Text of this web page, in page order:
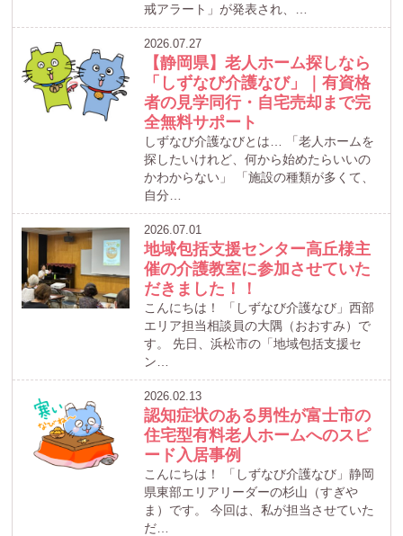
戒アラート」が発表され、…
2026.07.27
【静岡県】老人ホーム探しなら
「しずなび介護なび」｜有資格
者の見学同行・自宅売却まで完
全無料サポート
しずなび介護なびとは… 「老人ホームを
探したいけれど、何から始めたらいいの
かわからない」 「施設の種類が多くて、
自分…
2026.07.01
地域包括支援センター高丘様主
催の介護教室に参加させていた
だきました！！
こんにちは！ 「しずなび介護なび」西部
エリア担当相談員の大隅（おおすみ）で
す。 先日、浜松市の「地域包括支援セ
ン…
2026.02.13
認知症状のある男性が富士市の
住宅型有料老人ホームへのスピ
ード入居事例
こんにちは！ 「しずなび介護なび」静岡
県東部エリアリーダーの杉山（すぎや
ま）です。 今回は、私が担当させていた
だ…